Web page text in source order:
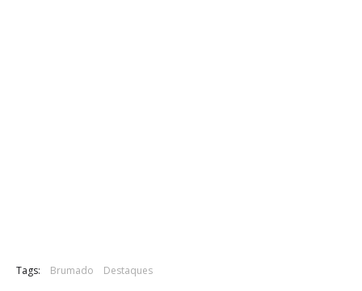
Tags: Brumado Destaques